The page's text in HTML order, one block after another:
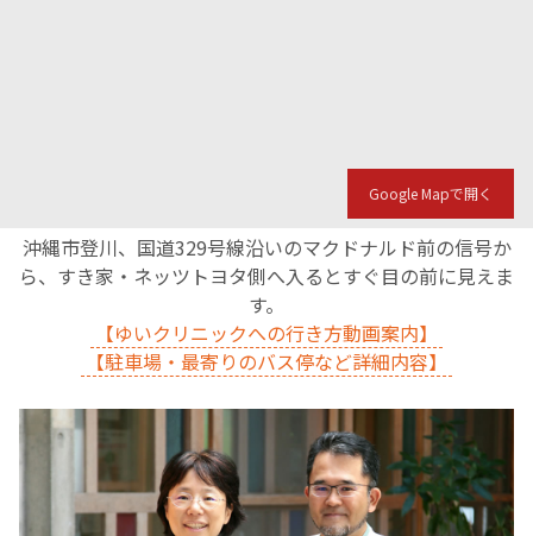
Google Mapで開く
沖縄市登川、国道329号線沿いのマクドナルド前の信号か
ら、すき家・ネッツトヨタ側へ入るとすぐ目の前に見えま
す。
【ゆいクリニックへの行き方動画案内】
【駐車場・最寄りのバス停など詳細内容】